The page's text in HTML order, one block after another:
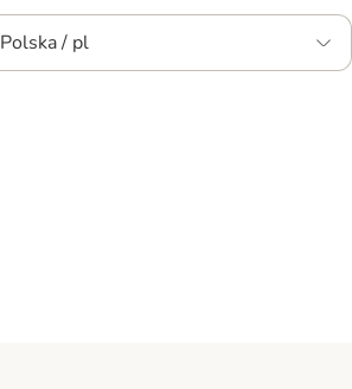
Polska / pl